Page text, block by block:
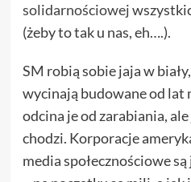
solidarnościowej
(żeby to tak u nas, eh….).
SM robią sobie jaja w
wycinają budowane od lat
odcina je od zarabiania,
chodzi. Korporacje
media społecznościowe